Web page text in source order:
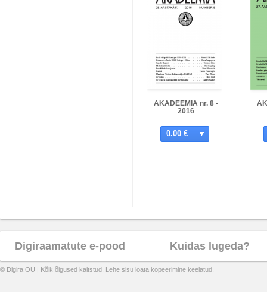
AKADEEMIA nr. 8 -
2016
0.00 €
Digiraamatute e-pood Kuidas lugeda?
© Digira OÜ | Kõik õigused kaitstud. Lehe sisu loata kopeerimine keelatud.